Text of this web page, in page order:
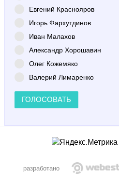
Евгений Краснояров
Игорь Фархутдинов
Иван Малахов
Александр Хорошавин
Олег Кожемяко
Валерий Лимаренко
ГОЛОСОВАТЬ
разработано